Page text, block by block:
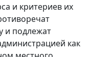
и критериев их
и подлежат
как